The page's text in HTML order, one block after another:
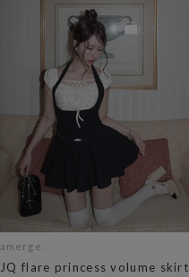
amerge.
JQ flare princess volume skirt